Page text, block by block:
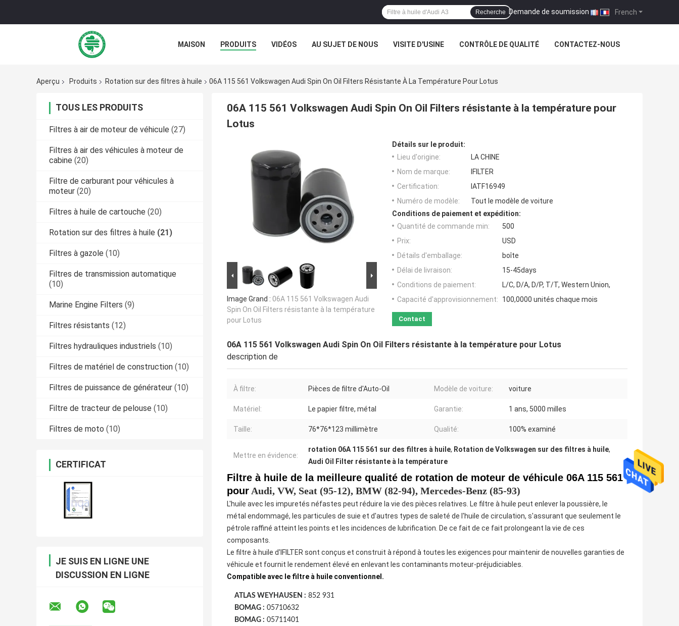
French
Demande de soumission |
Recherche
MAISON PRODUITS VIDÉOS AU SUJET DE NOUS VISITE D'USINE CONTRÔLE DE QUALITÉ CONTACTEZ-NOUS
Aperçu
Produits Rotation sur des filtres à huile 06A 115 561 Volkswagen Audi Spin On Oil Filters Résistante À La Température Pour Lotus
TOUS LES PRODUITS
Filtres à air de moteur de véhicule (27)
Filtres à air des véhicules à moteur de
cabine (20)
Filtre de carburant pour véhicules à
moteur (20)
Filtres à huile de cartouche (20)
Rotation sur des filtres à huile (21)
Filtres à gazole (10)
Filtres de transmission automatique
(10)
Marine Engine Filters (9)
Filtres résistants (12)
Filtres hydrauliques industriels (10)
Filtres de matériel de construction (10)
Filtres de puissance de générateur (10)
Filtre de tracteur de pelouse (10)
Filtres de moto (10)
CERTIFICAT
JE SUIS EN LIGNE UNE
DISCUSSION EN LIGNE
06A 115 561 Volkswagen Audi Spin On Oil Filters résistante à la température pour
Lotus
Image Grand : 06A 115 561 Volkswagen Audi
Spin On Oil Filters résistante à la température
pour Lotus
Détails sur le produit:
Lieu d'origine:
LA CHINE
Nom de marque:
IFILTER
Certification:
IATF16949
Numéro de modèle:
Tout le modèle de voiture
Conditions de paiement et expédition:
Quantité de commande min:
500
Prix:
USD
Détails d'emballage:
boîte
Délai de livraison:
15-45days
Conditions de paiement:
L/C, D/A, D/P, T/T, Western Union,
Capacité d'approvisionnement:
100,0000 unités chaque mois
Contact
06A 115 561 Volkswagen Audi Spin On Oil Filters résistante à la température pour Lotus
description de
À filtre: Pièces de filtre d'Auto-Oil Modèle de voiture: voiture
Matériel: Le papier filtre, métal Garantie: 1 ans, 5000 milles
Taille: 76*76*123 millimètre Qualité: 100% examiné
Mettre en évidence:
rotation 06A 115 561 sur des filtres à huile, Rotation de Volkswagen sur des filtres à huile,
Audi Oil Filter résistante à la température
Filtre à huile de la meilleure qualité de rotation de moteur de véhicule 06A 115 561
pour Audi, VW, Seat (95-12), BMW (82-94), Mercedes-Benz (85-93)
L'huile avec les impuretés néfastes peut réduire la vie des pièces relatives. Le filtre à huile peut enlever la poussière, le
métal endommagé, les particules de suie et d'autres types de saleté de l'huile de circulation, s'assurant que seulement le
pétrole raffiné atteint les points et les incidences de lubrification. De ce fait de ce fait prolongeant la vie de ces
composants.
Le filtre à huile d'IFILTER sont conçus et construit à répond à toutes les exigences pour maintenir de nouvelles garanties de
véhicule et fournit le rendement élevé en enlevant les contaminants moteur-préjudiciables.
Compatible avec le filtre à huile conventionnel.
ATLAS WEYHAUSEN : 852 931
BOMAG : 05710632
BOMAG : 05711401